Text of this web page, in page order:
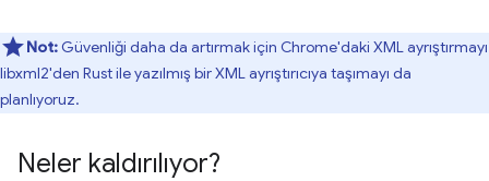
Not: Güvenliği daha da artırmak için Chrome'daki XML ayrıştırmayı
libxml2'den Rust ile yazılmış bir XML ayrıştırıcıya taşımayı da
planlıyoruz.
Neler kaldırılıyor?